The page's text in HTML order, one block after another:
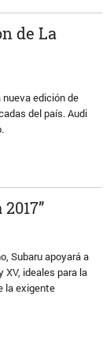
de La
edición de
del país. Audi
Subaru apoyará a
XV, ideales para la
la exigente